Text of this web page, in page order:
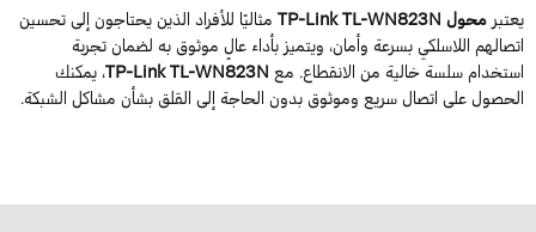
محول TP-Link TL-WN823N مثاليًا للأفراد الذين يحتاجون إلى تحسين
اللاسلكي بسرعة وأمان، ويتميز بأداء عالٍ موثوق به لضمان تجربة
سلسة خالية من الانقطاع. معTP-Link TL-WN823N، يمكنك
على اتصال سريع وموثوق بدون الحاجة إلى القلق بشأن مشاكل الشبكة.